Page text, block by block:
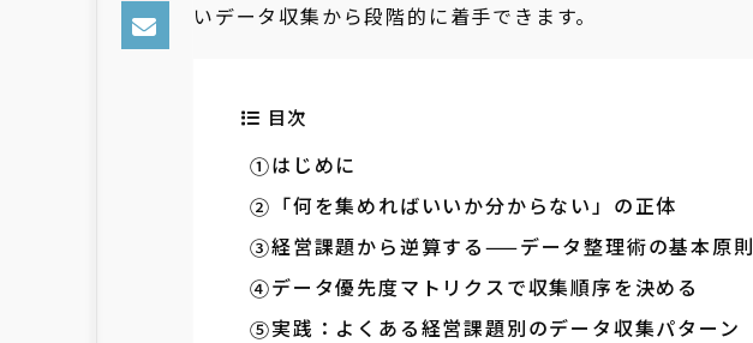
いデータ収集から段階的に着手できます。
目次
はじめに
「何を集めればいいか分からない」の正体
経営課題から逆算する——データ整理術の基本原則
データ優先度マトリクスで収集順序を決める
実践：よくある経営課題別のデータ収集パターン